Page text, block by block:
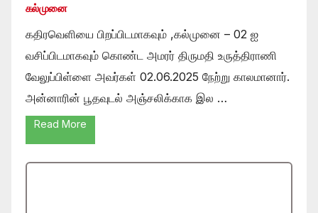
கல்முனை
கதிரவெளியை பிறப்பிடமாகவும் ,கல்முனை – 02 ஐ
வசிப்பிடமாகவும் கொண்ட அமரர் திருமதி உருத்திராணி
வேலுப்பிள்ளை அவர்கள் 02.06.2025 நேற்று காலமானார்.
அன்னாரின் பூதவுடல் அஞ்சலிக்காக இல …
Read More